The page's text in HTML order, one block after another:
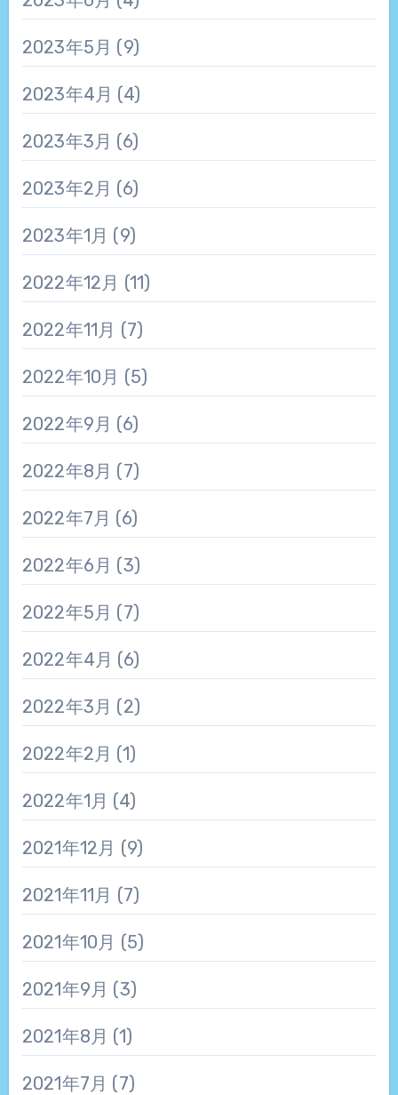
2023年5月 (9)
2023年4月 (4)
2023年3月 (6)
2023年2月 (6)
2023年1月 (9)
2022年12月 (11)
2022年11月 (7)
2022年10月 (5)
2022年9月 (6)
2022年8月 (7)
2022年7月 (6)
2022年6月 (3)
2022年5月 (7)
2022年4月 (6)
2022年3月 (2)
2022年2月 (1)
2022年1月 (4)
2021年12月 (9)
2021年11月 (7)
2021年10月 (5)
2021年9月 (3)
2021年8月 (1)
2021年7月 (7)